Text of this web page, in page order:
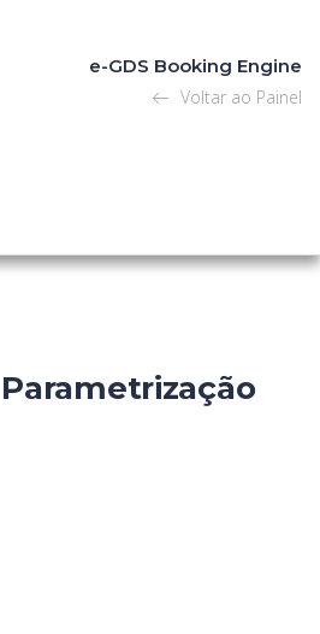
e-GDS Booking Engine
Voltar ao Painel